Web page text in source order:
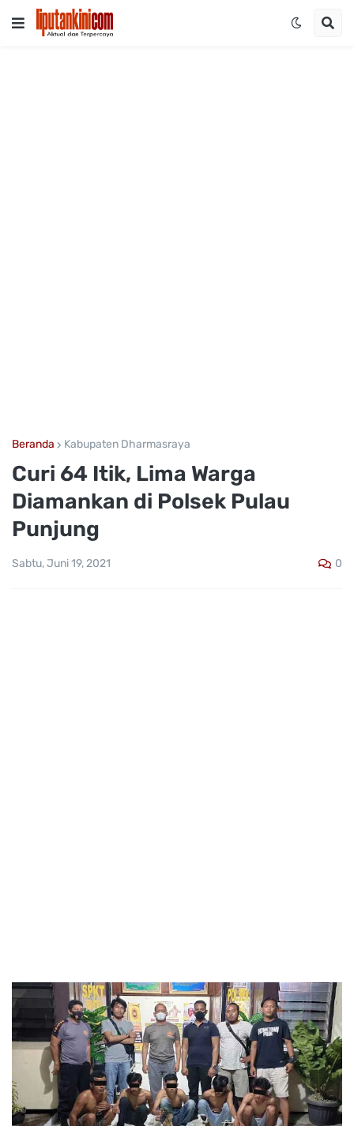
Beranda Kabupaten Dharmasraya
Curi 64 Itik, Lima Warga
Diamankan di Polsek Pulau
Punjung
Sabtu, Juni 19, 2021 0